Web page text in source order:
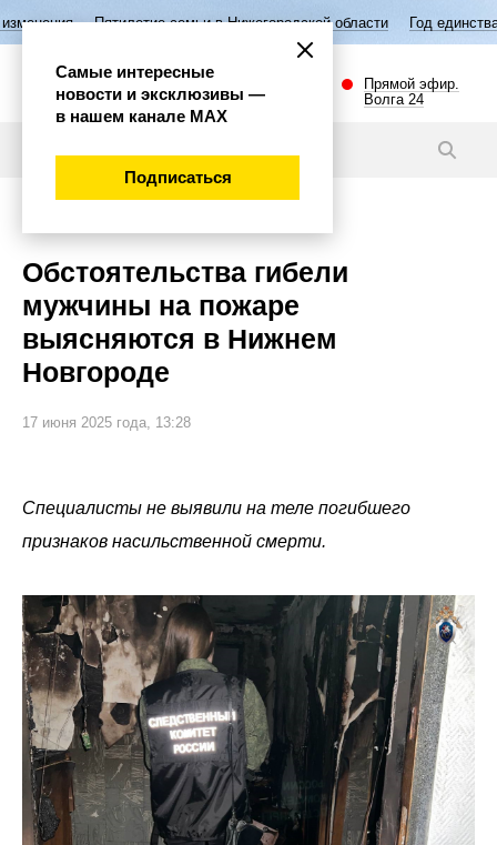
семьи в Нижегородской области Год единства народов России
Прямой эфир.
Волга 24
Обстоятельства гибели
мужчины на пожаре
выясняются в Нижнем
Новгороде
17 июня 2025 года, 13:28
Специалисты не выявили на теле погибшего
признаков насильственной смерти.
Самые интересные
новости и эксклюзивы —
в нашем канале МАХ
Подписаться